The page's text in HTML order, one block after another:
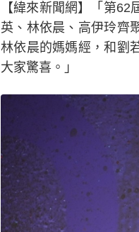
【緯來新聞網】「第
英、林依晨、高伊玲齊
林依晨的媽媽經，和劉
大家驚喜。」